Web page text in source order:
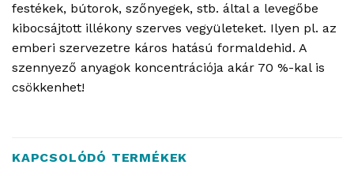
festékek, bútorok, szőnyegek, stb. által a levegőbe
kibocsájtott illékony szerves vegyületeket. Ilyen pl. az
emberi szervezetre káros hatású formaldehid. A
szennyező anyagok koncentrációja akár 70 %-kal is
csökkenhet!
KAPCSOLÓDÓ TERMÉKEK